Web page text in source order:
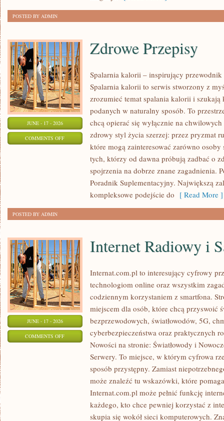
POSTED BY ADMIN
JUNE - 17 - 2026
COMMENTS OFFON
Zdrowe Przepisy
Spalarnia kalorii – inspirujący
Spalarnia kalorii to serwis stworzony z
zrozumieć temat spalania kalorii i
podanych w naturalny sposób. To
chcą opierać się wyłącznie na
zdrowy styl życia szerzej: przez pryzmat
które mogą zainteresować zarówno
tych, którzy od dawna próbują zadbać o
spojrzenia na dobrze znane zagadnienia.
Poradnik Suplementacyjny. Największą
kompleksowe podejście do [ Read More ]
POSTED BY ADMIN
JUNE - 17 - 2026
COMMENTS OFFON
SATELITARNY
Internet Radiowy i
Internat.com.pl to interesujący cyfrowy
technologiom online oraz wszystkim
codziennym korzystaniem z smartfona.
miejscem dla osób, które chcą przyswoić
bezprzewodowych, światłowodów, 5G,
cyberbezpieczeństwa oraz praktycznych
Nowości na stronie: Światłowody i
Serwery. To miejsce, w którym cyfrowa
sposób przystępny. Zamiast
może znaleźć tu wskazówki, które
Internat.com.pl może pełnić funkcję
każdego, kto chce pewniej korzystać z
skupia się wokół sieci komputerowych.